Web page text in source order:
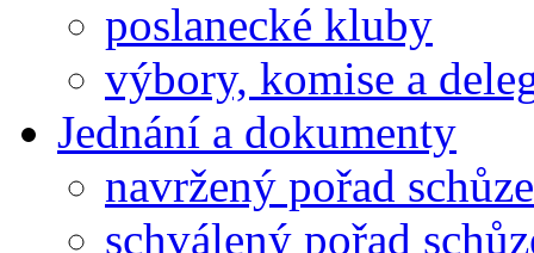
poslanecké kluby
výbory, komise a
Jednání a dokumenty
navržený pořad schůze
schválený pořad